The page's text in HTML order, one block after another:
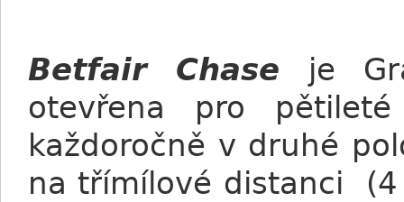
Betfair Chase
je
otevřena pro
každoročně v druhé
na třímílové distanci